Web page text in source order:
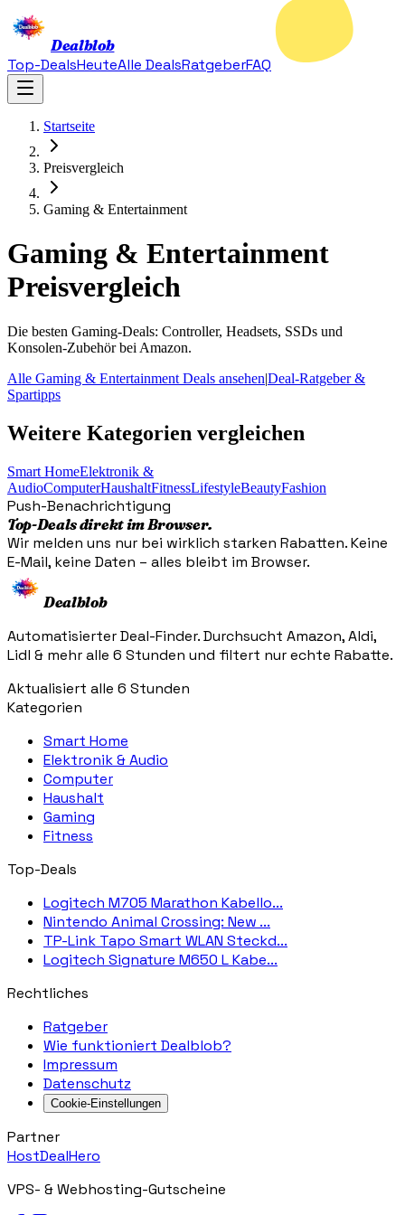
Dealblob
Top-DealsHeuteAlle DealsRatgeberFAQ
Startseite
Preisvergleich
Gaming & Entertainment
Gaming & Entertainment
Preisvergleich
Die besten Gaming-Deals: Controller, Headsets, SSDs und
Konsolen-Zubehör bei Amazon.
Alle Gaming & Entertainment Deals ansehen|Deal-Ratgeber &
Spartipps
Weitere Kategorien vergleichen
Smart HomeElektronik &
AudioComputerHaushaltFitnessLifestyleBeautyFashion
Push-Benachrichtigung
Top-Deals direkt im Browser.
Wir melden uns nur bei wirklich starken Rabatten. Keine
E-Mail, keine Daten – alles bleibt im Browser.
Dealblob
Automatisierter Deal-Finder. Durchsucht Amazon, Aldi,
Lidl & mehr alle 6 Stunden und filtert nur echte Rabatte.
Aktualisiert alle 6 Stunden
Kategorien
Smart Home
Elektronik & Audio
Computer
Haushalt
Gaming
Fitness
Top-Deals
Logitech M705 Marathon Kabello...
Nintendo Animal Crossing: New ...
TP-Link Tapo Smart WLAN Steckd...
Logitech Signature M650 L Kabe...
Rechtliches
Ratgeber
Wie funktioniert Dealblob?
Impressum
Datenschutz
Cookie-Einstellungen
Partner
HostDealHero
VPS- & Webhosting-Gutscheine